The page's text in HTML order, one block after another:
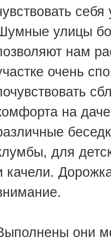
улицы
нам
очень
на
для
качели.
они